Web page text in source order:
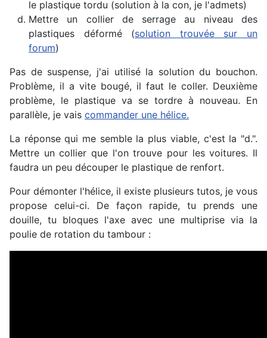
le plastique tordu (solution à la con, je l'admets)
Mettre un collier de serrage au niveau des
plastiques déformé (solution trouvée sur un
forum)
Pas de suspense, j'ai utilisé la solution du bouchon.
Problème, il a vite bougé, il faut le coller. Deuxième
problème, le plastique va se tordre à nouveau. En
parallèle, je vais commander une hélice.
La réponse qui me semble la plus viable, c'est la "d.".
Mettre un collier que l'on trouve pour les voitures. Il
faudra un peu découper le plastique de renfort.
Pour démonter l'hélice, il existe plusieurs tutos, je vous
propose celui-ci. De façon rapide, tu prends une
douille, tu bloques l'axe avec une multiprise via la
poulie de rotation du tambour :